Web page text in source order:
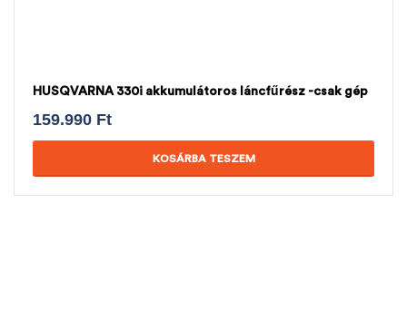
HUSQVARNA 330i akkumulátoros láncfűrész -csak gép
159.990 Ft
KOSÁRBA TESZEM